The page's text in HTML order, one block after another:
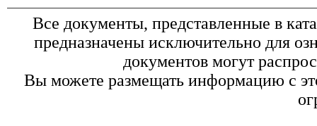
Все документы, представленные в
предназначены исключительно для
документов могут
Вы можете размещать информацию с